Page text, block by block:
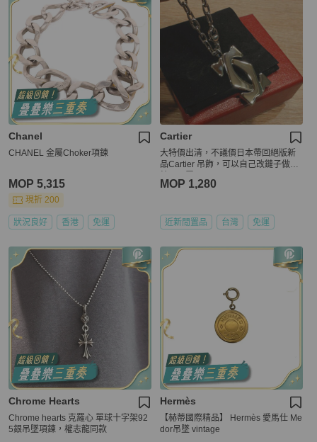
Chanel
CHANEL 金屬Choker項鍊
MOP 5,315
現折 200
狀況良好 香港 免運
Cartier
大特價出清，不議價日本帶回絕版新
品Cartier 吊飾，可以自己改鏈子做項
MOP 1,280
近新閒置品 台灣 免運
Chrome Hearts
Chrome hearts 克羅心 單球十字架92
5銀吊墜項鍊，權志龍同款
Hermès
【赫蒂國際精品】 Hermès 愛馬仕 Me
dor吊墜 vintage